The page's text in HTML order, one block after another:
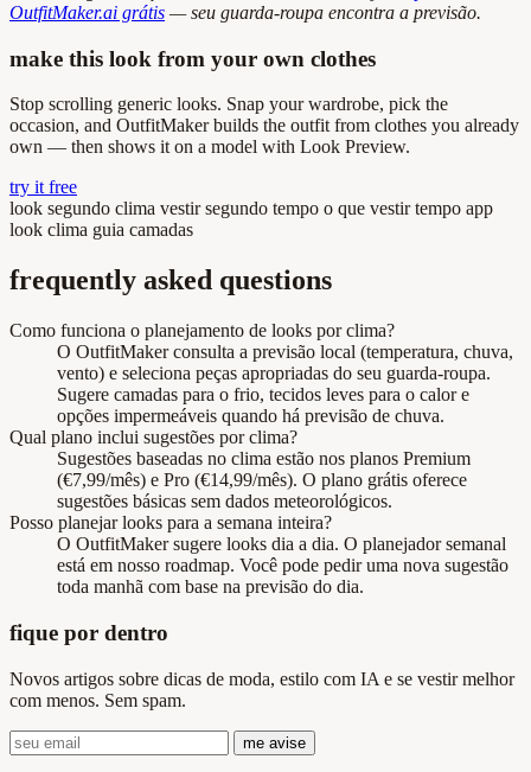
OutfitMaker.ai grátis — seu guarda-roupa encontra a previsão.
make this look from your own clothes
Stop scrolling generic looks. Snap your wardrobe, pick the
occasion, and OutfitMaker builds the outfit from clothes you already
own — then shows it on a model with Look Preview.
try it free
look segundo clima vestir segundo tempo o que vestir tempo app
look clima guia camadas
frequently asked questions
Como funciona o planejamento de looks por clima?
O OutfitMaker consulta a previsão local (temperatura, chuva,
vento) e seleciona peças apropriadas do seu guarda-roupa.
Sugere camadas para o frio, tecidos leves para o calor e
opções impermeáveis quando há previsão de chuva.
Qual plano inclui sugestões por clima?
Sugestões baseadas no clima estão nos planos Premium
(€7,99/mês) e Pro (€14,99/mês). O plano grátis oferece
sugestões básicas sem dados meteorológicos.
Posso planejar looks para a semana inteira?
O OutfitMaker sugere looks dia a dia. O planejador semanal
está em nosso roadmap. Você pode pedir uma nova sugestão
toda manhã com base na previsão do dia.
fique por dentro
Novos artigos sobre dicas de moda, estilo com IA e se vestir melhor
com menos. Sem spam.
me avise